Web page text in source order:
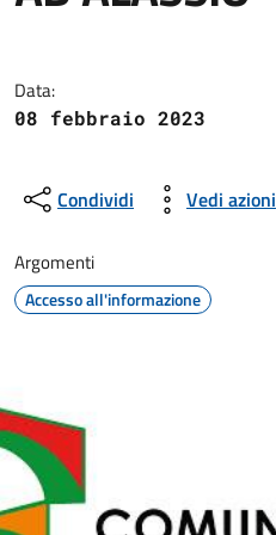
Data:
08 febbraio 2023
Condividi Vedi azioni
Argomenti
Accesso all'informazione